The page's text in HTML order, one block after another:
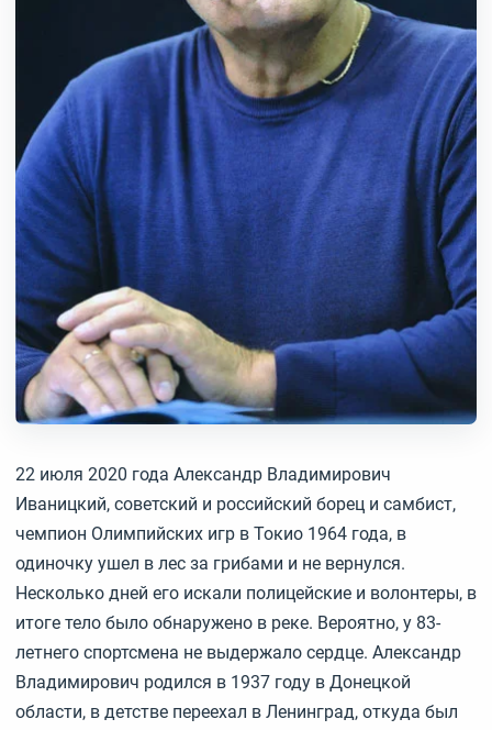
22 июля 2020 года Александр Владимирович
Иваницкий, советский и российский борец и самбист,
чемпион Олимпийских игр в Токио 1964 года, в
одиночку ушел в лес за грибами и не вернулся.
Несколько дней его искали полицейские и волонтеры, в
итоге тело было обнаружено в реке. Вероятно, у 83-
летнего спортсмена не выдержало сердце. Александр
Владимирович родился в 1937 году в Донецкой
области, в детстве переехал в Ленинград, откуда был